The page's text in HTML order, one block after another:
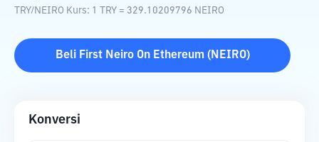
TRY/NEIRO Kurs: 1 TRY = 329.10209796 NEIRO
Beli First Neiro On Ethereum( NEIRO)
Konversi